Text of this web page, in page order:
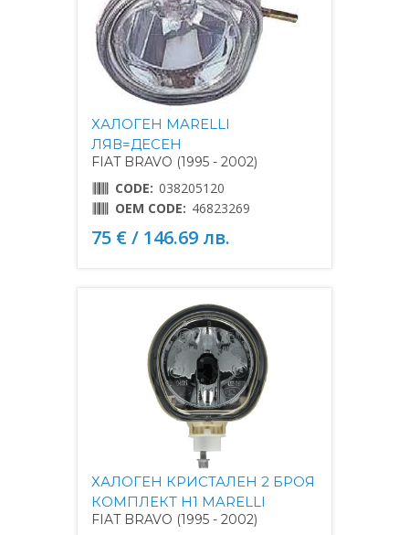
ХАЛОГЕН MARELLI
ЛЯВ=ДЕСЕН
FIAT BRAVO (1995 - 2002)
CODE: 038205120
OEM CODE: 46823269
75 € / 146.69 лв.
ХАЛОГЕН КРИСТАЛЕН 2 БРОЯ
КОМПЛЕКТ H1 MARELLI
FIAT BRAVO (1995 - 2002)